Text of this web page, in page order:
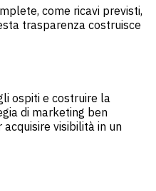
come ricavi previsti,
trasparenza costruisce
ospiti e costruire la
di marketing ben
visibilità in un